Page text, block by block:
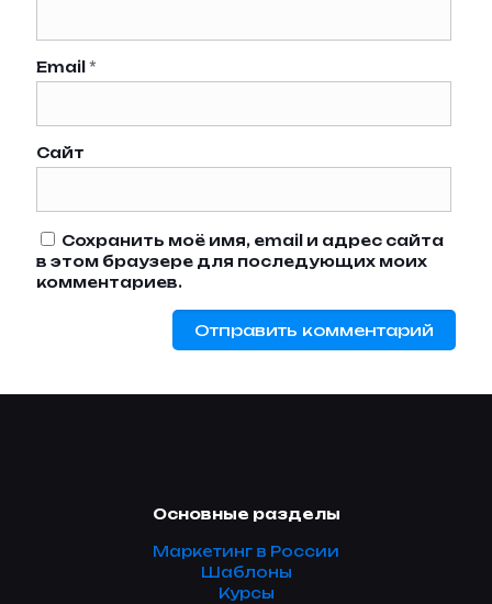
Email *
Сайт
Сохранить моё имя, email и адрес сайта
в этом браузере для последующих моих
комментариев.
Основные разделы
Маркетинг в России
Шаблоны
Курсы